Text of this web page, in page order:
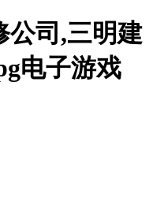
公司,三明建
电子游戏